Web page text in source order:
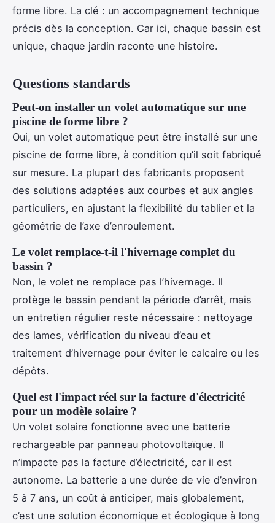
forme libre. La clé : un accompagnement technique
précis dès la conception. Car ici, chaque bassin est
unique, chaque jardin raconte une histoire.
Questions standards
Peut-on installer un volet automatique sur une
piscine de forme libre ?
Oui, un volet automatique peut être installé sur une
piscine de forme libre, à condition qu’il soit fabriqué
sur mesure. La plupart des fabricants proposent
des solutions adaptées aux courbes et aux angles
particuliers, en ajustant la flexibilité du tablier et la
géométrie de l’axe d’enroulement.
Le volet remplace-t-il l'hivernage complet du
bassin ?
Non, le volet ne remplace pas l’hivernage. Il
protège le bassin pendant la période d’arrêt, mais
un entretien régulier reste nécessaire : nettoyage
des lames, vérification du niveau d’eau et
traitement d’hivernage pour éviter le calcaire ou les
dépôts.
Quel est l'impact réel sur la facture d'électricité
pour un modèle solaire ?
Un volet solaire fonctionne avec une batterie
rechargeable par panneau photovoltaïque. Il
n’impacte pas la facture d’électricité, car il est
autonome. La batterie a une durée de vie d’environ
5 à 7 ans, un coût à anticiper, mais globalement,
c’est une solution économique et écologique à long